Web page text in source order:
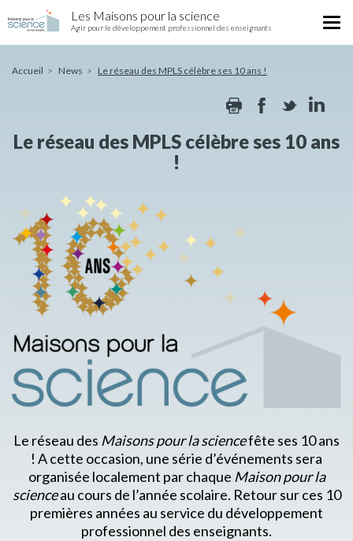
réseau
célèbre
to
Les Maisons pour la science
Agir pour le développement professionnel des enseignants
Accueil News Le réseau des MPLS célèbre ses 10 ans !
PrintFacebook
Le réseau des MPLS célèbre ses 10 ans
!
Le réseau des Maisons pour la sciencefête ses 10 ans
! A cette occasion, une série d’événements sera
organisée localement par chaque Maison pour la
scienceau cours de l’année scolaire. Retour sur ces 10
premières années au service du développement
professionnel des enseignants.